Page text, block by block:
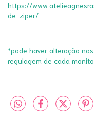
https://
de-ziper/
*pode haver alteração
regulagem de cada